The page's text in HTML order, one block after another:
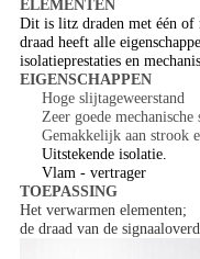
ELEMENTEN
Dit is litz draden met één of
draad heeft alle
isolatieprestaties en
EIGENSCHAPPEN
Hoge slijtageweerstand
Zeer goede mechanische
Gemakkelijk aan strook
Uitstekende isolatie.
Vlam - vertrager
TOEPASSING
Het verwarmen elementen;
de draad van de